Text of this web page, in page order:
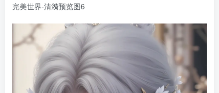
完美世界-清漪预览图6